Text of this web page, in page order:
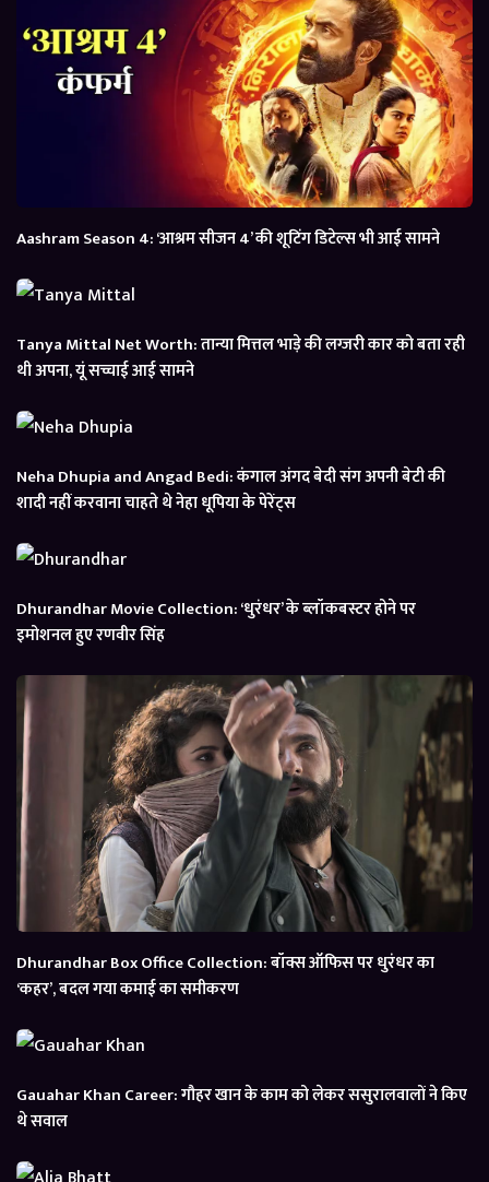
Aashram Season 4: ‘आश्रम सीजन 4’ की शूटिंग डिटेल्स भी आई सामने
Tanya Mittal Net Worth: तान्या मित्तल भाड़े की लग्जरी कार को बता रही
थी अपना, यूं सच्चाई आई सामने
Neha Dhupia and Angad Bedi: कंगाल अंगद बेदी संग अपनी बेटी की
शादी नहीं करवाना चाहते थे नेहा धूपिया के पेरेंट्स
Dhurandhar Movie Collection: ‘धुरंधर’ के ब्लॉकबस्टर होने पर
इमोशनल हुए रणवीर सिंह
Dhurandhar Box Office Collection: बॉक्स ऑफिस पर धुरंधर का
‘कहर’, बदल गया कमाई का समीकरण
Gauahar Khan Career: गौहर खान के काम को लेकर ससुरालवालों ने किए
थे सवाल